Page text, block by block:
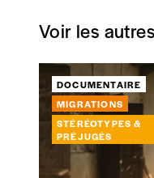
AJOUTER
Offre
Voir les
DOCUMENTAIRE
MIGRATIONS
STÉRÉOTYPES &
PRÉJUGÉS